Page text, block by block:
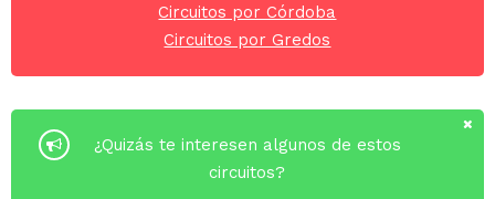
Circuitos por Córdoba
Circuitos por Gredos
¿Quizás te interesen algunos de estos
circuitos?